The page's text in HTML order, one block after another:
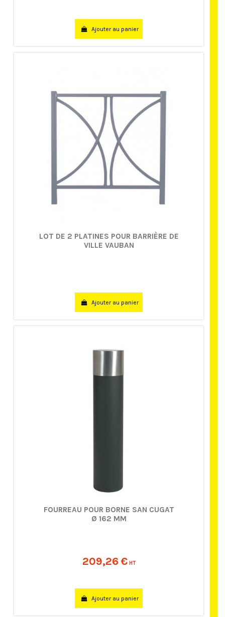
Ajouter au panier
LOT DE 2 PLATINES POUR BARRIÈRE DE
VILLE VAUBAN
Ajouter au panier
FOURREAU POUR BORNE SAN CUGAT
Ø 162 MM
209,26 € HT
Ajouter au panier